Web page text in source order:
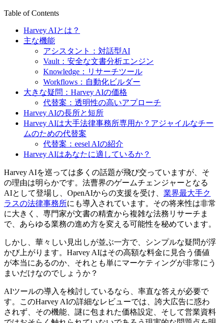
Table of Contents
Harvey AIとは？
主な機能
アシスタント：対話型AI
Vault：安全な文書分析エンジン
Knowledge：リサーチツール
Workflows：自動化ビルダー
大きな疑問：Harvey AIの価格
代替案：透明性の高いアプローチ
Harvey AIの長所と短所
Harvey AIは大手法律事務所専用か？アジャイルなチー
ムのための代替案
代替案：eesel AIの紹介
Harvey AIはあなたに適しているか？
Harvey AIを巡っては多くの話題が飛び交っていますが、そ
の理由は明らかです。法曹界のゲームチェンジャーとなる
AIとして登場し、OpenAIからの支援を受け、 業界最大手ク
ラスの法律事務所にも導入されています。その将来性は非常
に大きく、専門家が文書の精査から複雑な法務リサーチま
で、あらゆる業務の進め方を変える可能性を秘めています。
しかし、華々しい見出しが並ぶ一方で、シンプルな疑問が浮
かび上がります。Harvey AIはその高額な料金に見合う価値
が本当にあるのか、それとも単にマーケティングが非常にう
まいだけなのでしょうか？
AIツールの導入を検討しているなら、率直な答えが必要で
す。このHarvey AIの詳細なレビューでは、誇大広告に惑わ
されず、その機能、謎に包まれた価格設定、そして営業資料